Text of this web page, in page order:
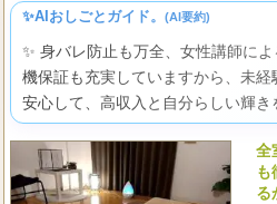
✨AIおしごとガイド。 (AI要約)
✨ 身バレ防止も万全、女性講師に
機保証も充実していますから、未
安心して、高収入と自分らしい輝き
全
も
る